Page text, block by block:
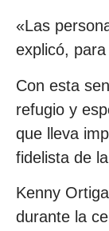
«Las
explicó,
Con esta
refugio y
que lleva
fidelista de
Kenny
durante la